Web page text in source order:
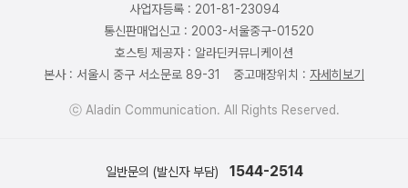
사업자등록 : 201-81-23094
통신판매업신고 : 2003-서울중구-01520
호스팅 제공자 : 알라딘커뮤니케이션
본사 : 서울시 중구 서소문로 89-31
중고매장위치 : 자세히보기
ⓒ Aladin Communication. All Rights Reserved.
일반문의 (발신자 부담) 1544-2514